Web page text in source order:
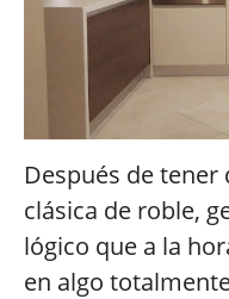
Después de
clásica de roble,
lógico que a la
en algo